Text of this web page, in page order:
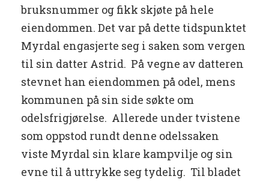
bruksnummer og fikk skjøte på hele
eiendommen. Det var på dette tidspunktet
Myrdal engasjerte seg i saken som vergen
til sin datter Astrid. På vegne av datteren
stevnet han eiendommen på odel, mens
kommunen på sin side søkte om
odelsfrigjørelse. Allerede under tvistene
som oppstod rundt denne odelssaken
viste Myrdal sin klare kampvilje og sin
evne til å uttrykke seg tydelig. Til bladet